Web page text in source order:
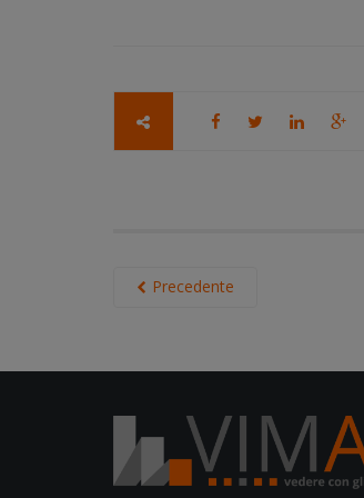
Precedente